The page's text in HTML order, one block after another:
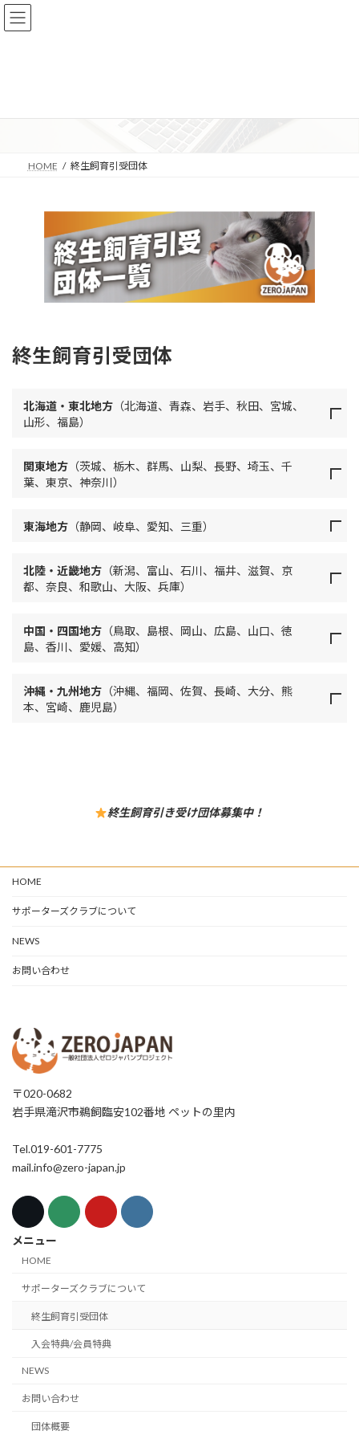
コ
ン
キ
ナ
ビ
に
HOME 終生飼育引受団体
終生飼育引受団体
北海道・東北地方 （北海道、青森、岩手、秋田、宮城、
山形、福島）
関東地方 （茨城、栃木、群馬、山梨、長野、埼玉、千
葉、東京、神奈川）
東海地方 （静岡、岐阜、愛知、三重）
北陸・近畿地方 （新潟、富山、石川、福井、滋賀、京
都、奈良、和歌山、大阪、兵庫）
中国・四国地方 （鳥取、島根、岡山、広島、山口、徳
島、香川、愛媛、高知）
沖縄・九州地方 （沖縄、福岡、佐賀、長崎、大分、熊
本、宮崎、鹿児島）
終生飼育引き受け団体募集中！
HOME
サポーターズクラブについて
NEWS
お問い合わせ
〒020-0682
岩手県滝沢市鵜飼臨安102番地 ペットの里内
Tel.019-601-7775
mail.info@zero-japan.jp
メニュー
HOME
サポーターズクラブについて
終生飼育引受団体
入会特典/会員特典
NEWS
お問い合わせ
団体概要